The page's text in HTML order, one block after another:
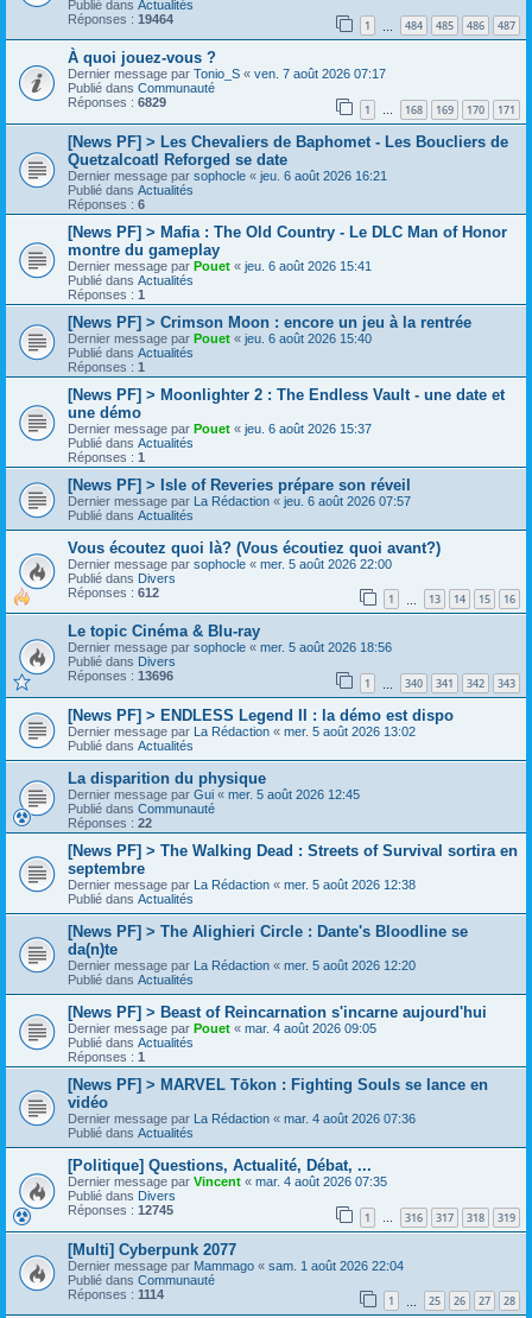
Publié dans Actualités
Réponses : 19464 1 484 485 486 487
À quoi jouez-vous ?
Dernier message par Tonio_S « ven. 7 août 2026 07:17
Publié dans Communauté
Réponses : 6829 1 … 168 169 170 171
[News PF] > Les Chevaliers de Baphomet - Les Boucliers de
Quetzalcoatl Reforged se date
Dernier message par sophocle « jeu. 6 août 2026 16:21
Publié dans Actualités
Réponses : 6
[News PF] > Mafia : The Old Country - Le DLC Man of Honor
montre du gameplay
Dernier message par Pouet « jeu. 6 août 2026 15:41
Publié dans Actualités
Réponses : 1
[News PF] > Crimson Moon : encore un jeu à la rentrée
Dernier message par Pouet « jeu. 6 août 2026 15:40
Publié dans Actualités
Réponses : 1
[News PF] > Moonlighter 2 : The Endless Vault - une date et
une démo
Dernier message par Pouet « jeu. 6 août 2026 15:37
Publié dans Actualités
Réponses : 1
[News PF] > Isle of Reveries prépare son réveil
Dernier message par La Rédaction « jeu. 6 août 2026 07:57
Publié dans Actualités
Vous écoutez quoi là? (Vous écoutiez quoi avant?)
Dernier message par sophocle « mer. 5 août 2026 22:00
Publié dans Divers
Réponses : 612 1 13 14 15 16
Le topic Cinéma & Blu-ray
Dernier message par sophocle « mer. 5 août 2026 18:56
Publié dans Divers
Réponses : 13696 1 340 341 342 343
[News PF] > ENDLESS Legend II : la démo est dispo
Dernier message par La Rédaction « mer. 5 août 2026 13:02
Publié dans Actualités
La disparition du physique
Dernier message par Gui « mer. 5 août 2026 12:45
Publié dans Communauté
Réponses : 22
[News PF] > The Walking Dead : Streets of Survival sortira en
septembre
Dernier message par La Rédaction « mer. 5 août 2026 12:38
Publié dans Actualités
[News PF] > The Alighieri Circle : Dante's Bloodline se
da(n)te
Dernier message par La Rédaction « mer. 5 août 2026 12:20
Publié dans Actualités
[News PF] > Beast of Reincarnation s'incarne aujourd'hui
Dernier message par Pouet « mar. 4 août 2026 09:05
Publié dans Actualités
Réponses : 1
[News PF] > MARVEL Tōkon : Fighting Souls se lance en
vidéo
Dernier message par La Rédaction « mar. 4 août 2026 07:36
Publié dans Actualités
[Politique] Questions, Actualité, Débat, ...
Dernier message par Vincent « mar. 4 août 2026 07:35
Publié dans Divers
Réponses : 12745 1 … 316 317 318 319
[Multi] Cyberpunk 2077
Dernier message par Mammago « sam. 1 août 2026 22:04
Publié dans Communauté
Réponses : 1114 1 25 26 27 28